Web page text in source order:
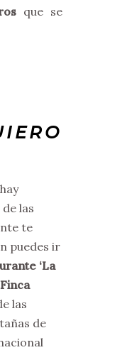
que se
las
te
puedes ir
‘La
las
de